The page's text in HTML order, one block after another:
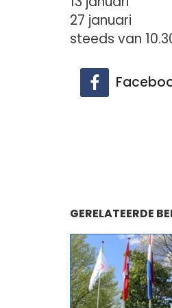
27 januari
steeds van
GERELATEERDE